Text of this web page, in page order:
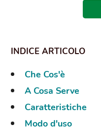
Che Cos'è
A Cosa Serve
Caratteristiche
Modo d'uso